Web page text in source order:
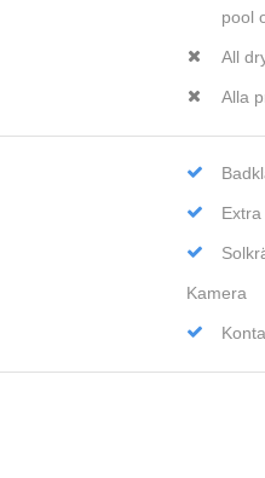
pool
All
Alla
Kamera